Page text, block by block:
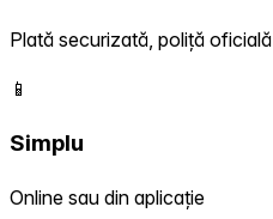
Plată securizată, poliță oficială
📱
Simplu
Online sau din aplicație